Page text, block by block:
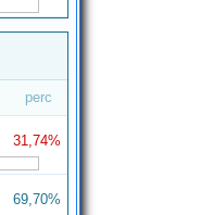
perc
31,74%
69,70%